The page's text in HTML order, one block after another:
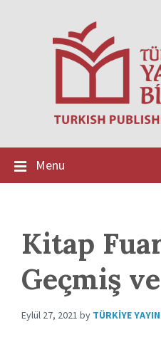
Menu
Kitap
Geçmiş
Eylül 27, 2021 by TÜRKIYE